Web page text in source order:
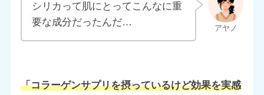
シリカって肌にとってこんなに重
要な成分だったんだ…
「コラーゲンサプリを摂っているけど効果を実感